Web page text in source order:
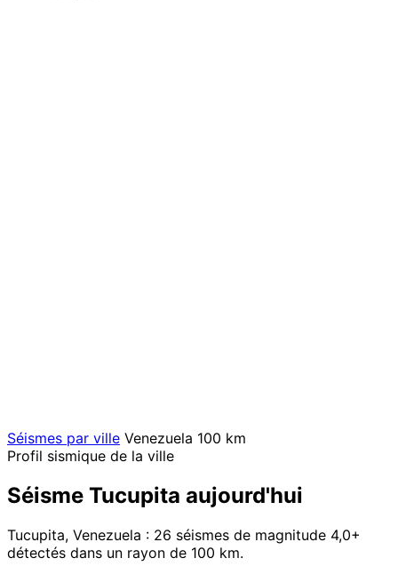
Séismes par ville Venezuela 100 km
Profil sismique de la ville
Séisme Tucupita aujourd'hui
Tucupita, Venezuela : 26 séismes de magnitude 4,0+
détectés dans un rayon de 100 km.